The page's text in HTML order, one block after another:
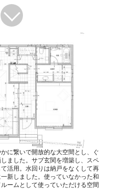
に繋いで開放的な大空間とし、ぐ
ました。サブ玄関を増築し、スペ
活用。水回りは納戸をなくして再
新しました。使っていなかった和
ームとして使っていただける空間